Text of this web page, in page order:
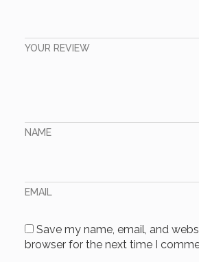
YOUR REVIEW
NAME
EMAIL
Save my name, email, and
browser for the next time I